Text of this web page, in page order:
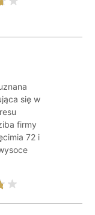
się w
firmy
72 i